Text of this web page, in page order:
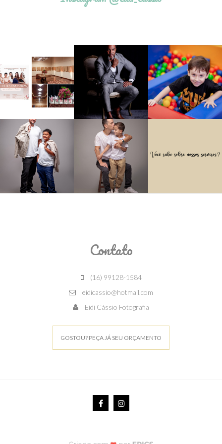
Contato
(16) 99128-1584
eidicassio@hotmail.com
Eidi Cássio Fotografia
GOSTOU? PEÇA JÁ SEU ORÇAMENTO